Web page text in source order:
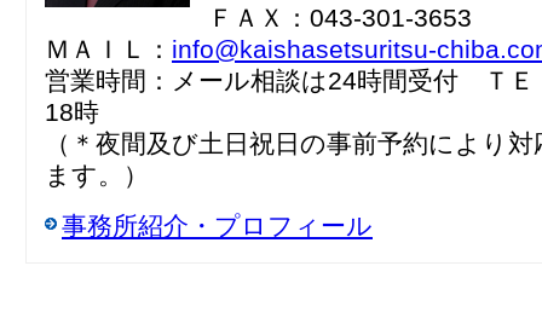
ＦＡＸ：043-301-3653
ＭＡＩＬ： info@kaishasetsuritsu-
営業時間：メール相談は24時間受付 ＴＥ
18時
（＊夜間及び土日祝日の事前予約により
ます。）
事務所紹介・プロフィール